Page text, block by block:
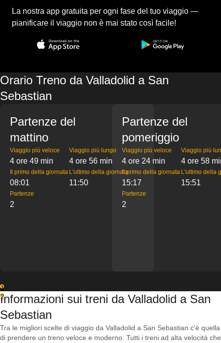
La nostra app gratuita per ogni fase del tuo viaggio —
pianificare il viaggio non è mai stato così facile!
Orario Treno da Valladolid a San
Sebastian
Partenze del
mattino
Viaggio più veloce
4 ore 49 min
Viaggio più lungo
4 ore 56 min
Il primo della giornata
08:01
L'ultimo della giornata
11:50
Partenze
2
Partenze del
pomeriggio
Viaggio più veloce
4 ore 24 min
Viaggio più
4 ore 58
Il primo della giornata
15:17
L'ultimo della
15:51
Partenze
2
1
2
Informazioni sui treni da Valladolid a San
Sebastian
Tra le migliori scelte di viaggio da Valladolid a San Sebastian c'è quella
di prendere un treno veloce e moderno. Tutti i treni ad alta velocità che